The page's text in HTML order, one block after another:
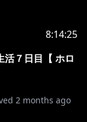
8:14:25
７日目【 ホロ
2 months ago